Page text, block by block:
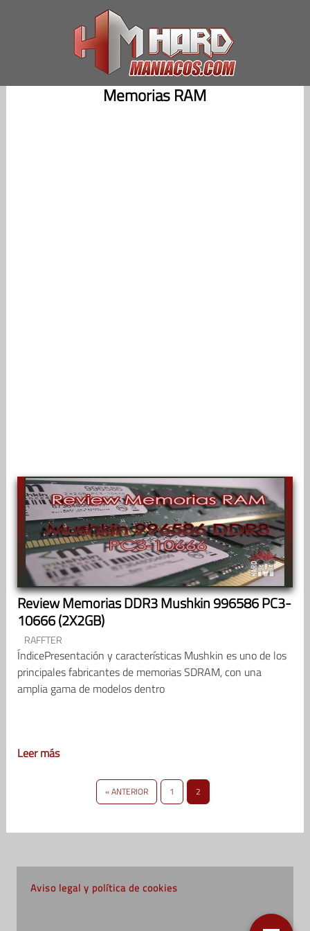
Memorias RAM
Review Memorias DDR3 Mushkin 996586 PC3-
10666 (2X2GB)
RAFFTER
ÍndicePresentación y características Mushkin es uno de los
principales fabricantes de memorias SDRAM, con una
amplia gama de modelos dentro
Leer más
« ANTERIOR 1 2
Aviso legal y política de cookies